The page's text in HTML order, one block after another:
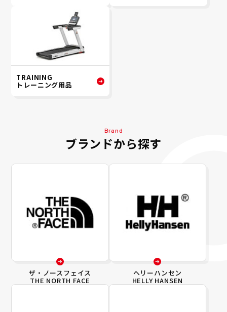
TRAINING
トレーニング用品
Brand
ブランドから探す
ザ・ノースフェイス
THE NORTH FACE
ヘリーハンセン
HELLY HANSEN